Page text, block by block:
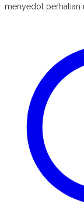
menyedot perhatian